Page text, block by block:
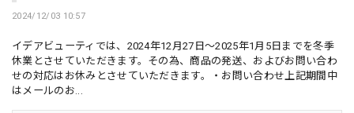
2024/12/03 10:57
イデアビューティでは、2024年12月27日～2025年1月5日までを冬季
休業とさせていただきます。その為、商品の発送、およびお問い合わ
せの対応はお休みとさせていただきます。・お問い合わせ上記期間中
はメールのお...